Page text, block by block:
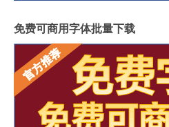
免费可商用字体批量下载